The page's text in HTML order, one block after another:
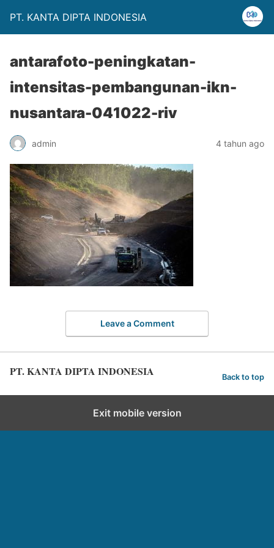
PT. KANTA DIPTA INDONESIA
antarafoto-peningkatan-
intensitas-pembangunan-ikn-
nusantara-041022-riv
admin 4 tahun ago
Leave a Comment
PT. KANTA DIPTA INDONESIA Back to top
Exit mobile version